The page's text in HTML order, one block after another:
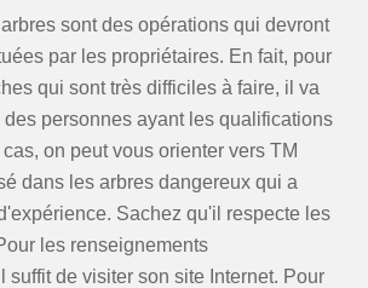
sont des opérations qui devront
par les propriétaires. En fait, pour
qui sont très difficiles à faire, il va
personnes ayant les qualifications
on peut vous orienter vers TM
dans les arbres dangereux qui a
Sachez qu'il respecte les
les renseignements
suffit de visiter son site Internet. Pour